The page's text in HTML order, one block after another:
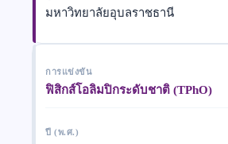
มหาวิทยาลัยอุบลราชธานี
การแข่งขัน
ฟิสิกส์โอลิมปิกระดับชาติ (TPhO)
ปี (พ.ศ.)